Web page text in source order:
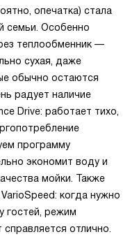
опечатка) стала
семьи. Особенно
теплообменник —
сухая, даже
обычно остаются
радует наличие
Drive: работает тихо,
программу
экономит воду и
мойки. Также
когда нужно
гостей, режим
отлично.